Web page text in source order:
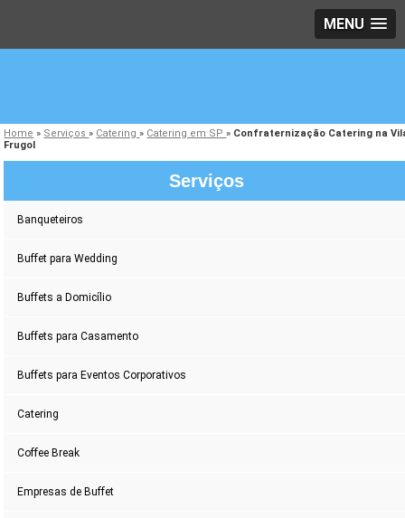
MENU
Home » Serviços» Catering» Catering em SP» Confraternização Catering na
Frugol
Serviços
Banqueteiros
Buffet para Wedding
Buffets a Domicílio
Buffets para Casamento
Buffets para Eventos Corporativos
Catering
Coffee Break
Empresas de Buffet